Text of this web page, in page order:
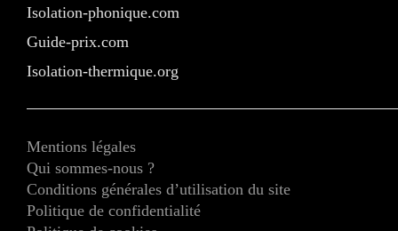
Isolation-phonique.com
Guide-prix.com
Isolation-thermique.org
Mentions légales
Qui sommes-nous ?
Conditions générales d’utilisation du site
Politique de confidentialité